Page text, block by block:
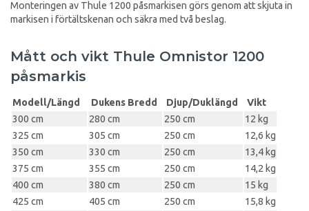
Monteringen av Thule 1200 påsmarkisen görs genom att skjuta in
markisen i förtältskenan och säkra med två beslag.
Mått och vikt Thule Omnistor 1200
påsmarkis
Modell/Längd Dukens Bredd Djup/Duklängd
Vikt
300 cm
280 cm 250 cm
12 kg
325 cm
305 cm 250 cm
12,6 kg
350 cm
330 cm 250 cm
13,4 kg
375 cm
355 cm 250 cm
14,2 kg
400 cm
380 cm 250 cm
15 kg
425 cm
405 cm 250 cm
15,8 kg